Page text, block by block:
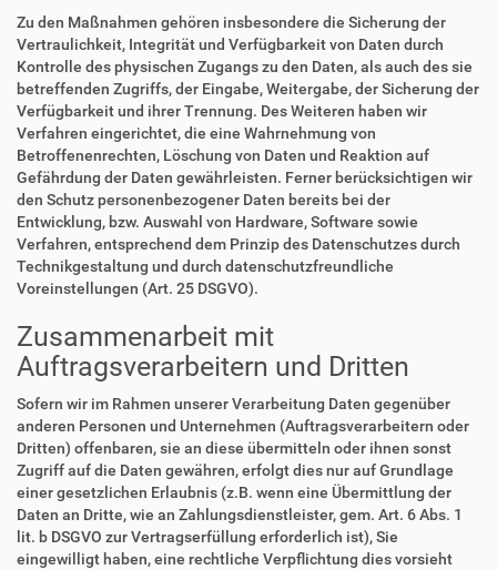
Zu den Maßnahmen gehören insbesondere die Sicherung der
Vertraulichkeit, Integrität und Verfügbarkeit von Daten durch
Kontrolle des physischen Zugangs zu den Daten, als auch des sie
betreffenden Zugriffs, der Eingabe, Weitergabe, der Sicherung der
Verfügbarkeit und ihrer Trennung. Des Weiteren haben wir
Verfahren eingerichtet, die eine Wahrnehmung von
Betroffenenrechten, Löschung von Daten und Reaktion auf
Gefährdung der Daten gewährleisten. Ferner berücksichtigen wir
den Schutz personenbezogener Daten bereits bei der
Entwicklung, bzw. Auswahl von Hardware, Software sowie
Verfahren, entsprechend dem Prinzip des Datenschutzes durch
Technikgestaltung und durch datenschutzfreundliche
Voreinstellungen (Art. 25 DSGVO).
Zusammenarbeit mit
Auftragsverarbeitern und Dritten
Sofern wir im Rahmen unserer Verarbeitung Daten gegenüber
anderen Personen und Unternehmen (Auftragsverarbeitern oder
Dritten) offenbaren, sie an diese übermitteln oder ihnen sonst
Zugriff auf die Daten gewähren, erfolgt dies nur auf Grundlage
einer gesetzlichen Erlaubnis (z.B. wenn eine Übermittlung der
Daten an Dritte, wie an Zahlungsdienstleister, gem. Art. 6 Abs. 1
lit. b DSGVO zur Vertragserfüllung erforderlich ist), Sie
eingewilligt haben, eine rechtliche Verpflichtung dies vorsieht